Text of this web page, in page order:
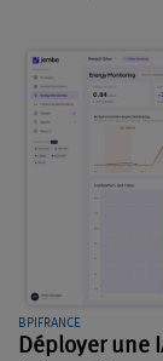
BPIFRANCE
Déployer une